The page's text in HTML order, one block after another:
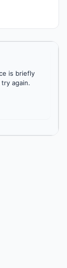
is briefly
again.